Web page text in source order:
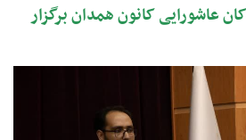
عاشورایی کانون همدان برگزار